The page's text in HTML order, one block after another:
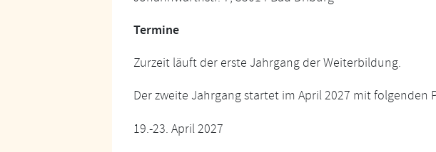
Termine
Zurzeit läuft der erste Jahrgang der Weiterbildung.
Der zweite Jahrgang startet im April 2027 mit folgenden
19.-23. April 2027